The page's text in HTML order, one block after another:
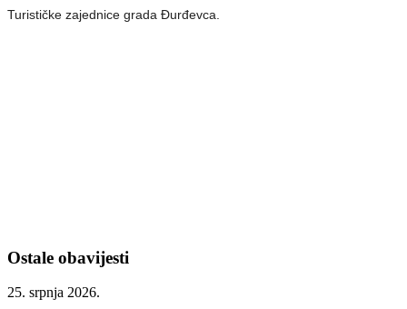
Turističke zajednice grada Đurđevca.
Ostale obavijesti
25. srpnja 2026.